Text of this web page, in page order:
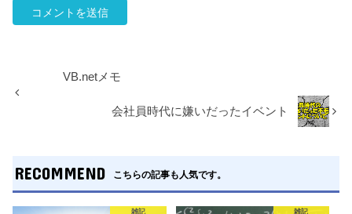
VB.netメモ
会社員時代に嫌いだったイベント
RECOMMEND こちらの記事も人気です。
雑記 雑記